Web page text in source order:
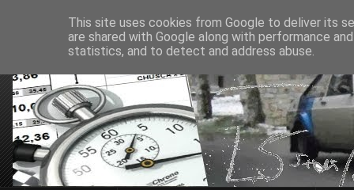
This site uses cookies from Google to deliver its
are shared with Google along with performance
statistics, and to detect and address abuse.